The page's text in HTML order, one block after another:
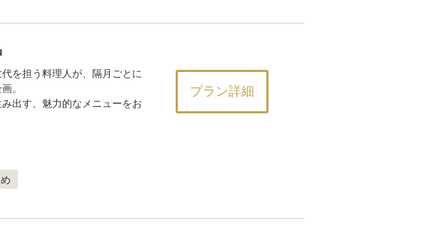
を担う料理人が、隔月ごとに
。
出す、魅力的なメニューをお
プラン詳細